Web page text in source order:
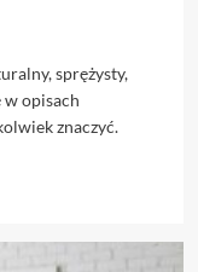
sprężysty,
opisach
znaczyć.